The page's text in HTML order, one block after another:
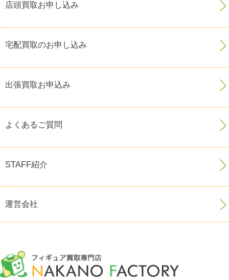
店頭買取お申し込み
宅配買取のお申し込み
出張買取お申込み
よくあるご質問
STAFF紹介
運営会社